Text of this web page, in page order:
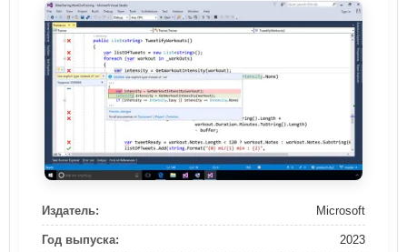
Издатель: Microsoft
Год выпуска: 2023